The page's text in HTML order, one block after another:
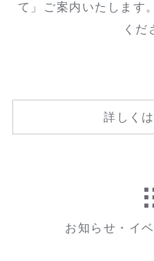
て」ご案内いたします
くだ
詳しく
お知らせ・イ